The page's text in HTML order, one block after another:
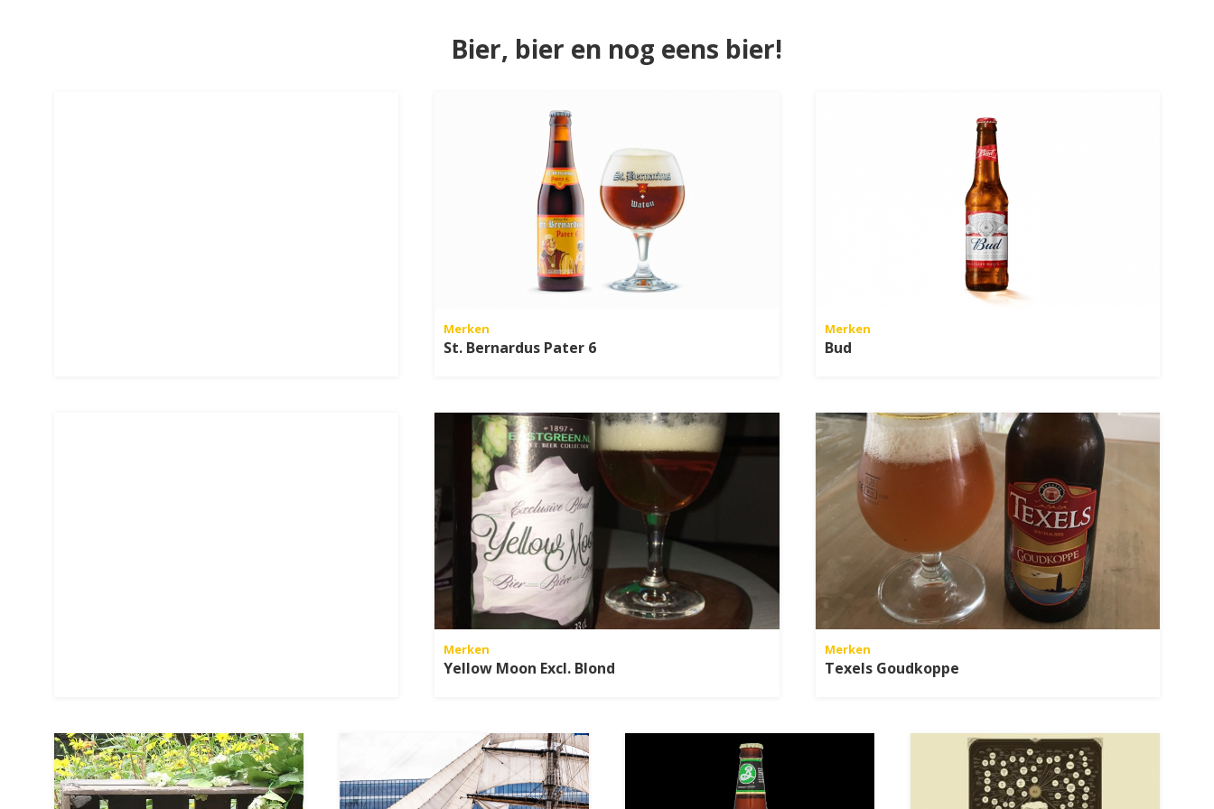
Bier, bier en nog eens bier!
Merken
St. Bernardus Pater 6
Merken
Bud
Merken
Yellow Moon Excl. Blond
Merken
Texels Goudkoppe